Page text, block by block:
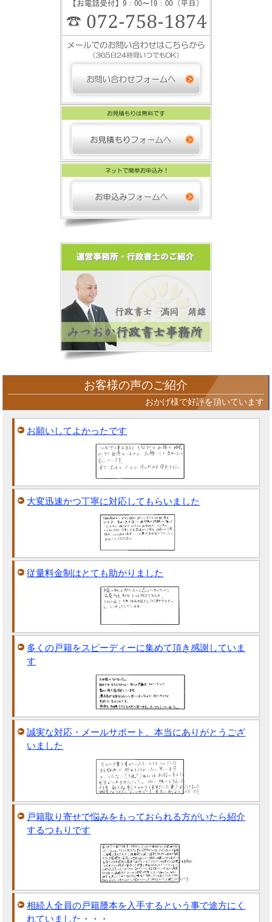
お客様の声のご紹介
おかげ様で好評を頂いています
お願いしてよかったです
大変迅速かつ丁寧に対応してもらいました
従量料金制はとても助かりました
多くの戸籍をスピーディーに集めて頂き感謝していま
す
誠実な対応・メールサポート、本当にありがとうござ
いました
戸籍取り寄せで悩みをもっておられる方がいたら紹介
するつもりです
相続人全員の戸籍謄本を入手するという事で途方にく
れていました・・・